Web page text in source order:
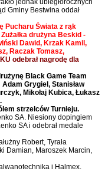
jednak ubiegłorocznych
Gminy Bestwina oddał
Pucharu Świata z rąk
drużyna Beskid -
Dawid, Krzak Kamil,
Raczak Tomasz,
odebrał nagrodę dla
Black Game Team
Grygiel, Stanisław
Mikołaj Kubica, Łukasz
strzelców Turnieju.
SA. Niesiony dopingiem
SA i odebrał medale
Robert, Tyrała
Damian, Maroszek Marcin,
i Halmex.